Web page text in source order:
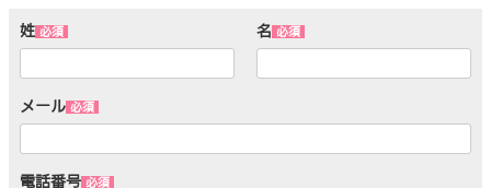
姓 名
メール
電話番号